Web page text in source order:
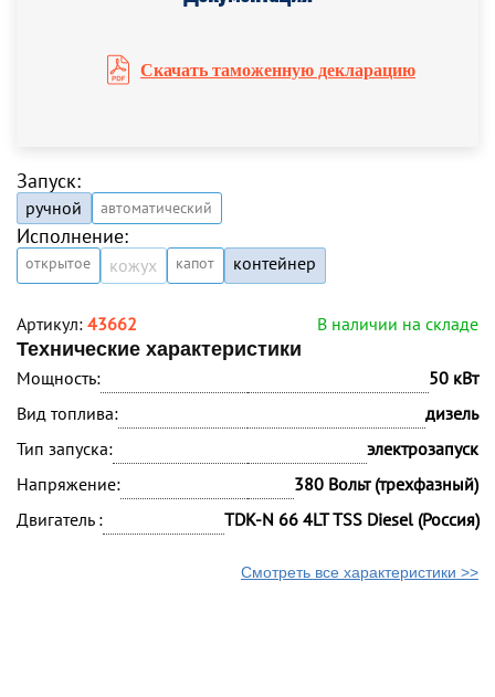
Скачать таможенную декларацию
Запуск:
ручной автоматический
Исполнение:
открытое кожух капот контейнер
Артикул: 43662
В наличии на складе
Технические характеристики
Мощность:
50 кВт
Вид топлива:
дизель
Тип запуска:
электрозапуск
Напряжение:
380 Вольт (трехфазный)
Двигатель :
TDK-N 66 4LT TSS Diesel (Россия)
Смотреть все характеристики >>